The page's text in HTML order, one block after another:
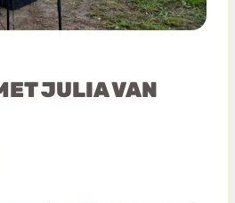
JULIA VAN